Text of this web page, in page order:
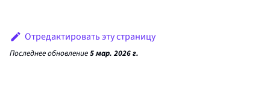
Отредактировать эту страницу
Последнее обновление5 мар. 2026 г.